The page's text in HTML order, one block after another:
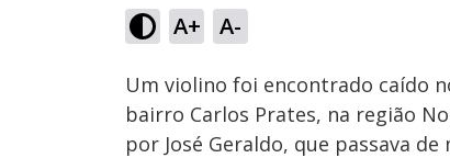
A+ A-
Ativar
Som
Um violino foi encontrado caído
bairro Carlos Prates, na região
por José Geraldo, que passava